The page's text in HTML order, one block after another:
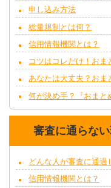
申し込み方法
総量規制とは何？
信用情報機関とは？
コツはコレだけ！お
あなたは大丈夫？おま
何が決め手？『おまと
審査に通らな
どんな人が審査に通
信用情報機関とは？